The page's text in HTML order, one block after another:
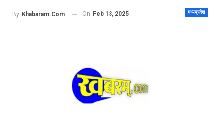
मध्यप्रदेश
By Khabaram.Com On Feb 13, 2025